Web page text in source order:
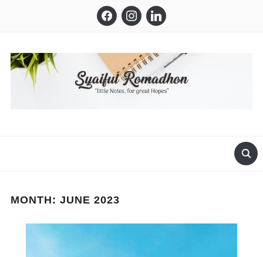
facebookinstagramlinkedin
MONTH: JUNE 2023